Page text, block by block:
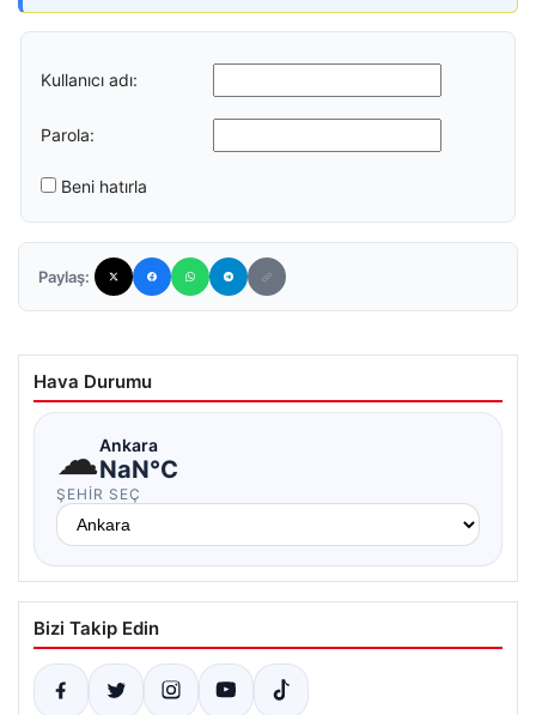
Kullanıcı adı:
Parola:
Beni hatırla
Paylaş:
Hava Durumu
☁Ankara
NaN°C
ŞEHIR SEÇ
Bizi Takip Edin